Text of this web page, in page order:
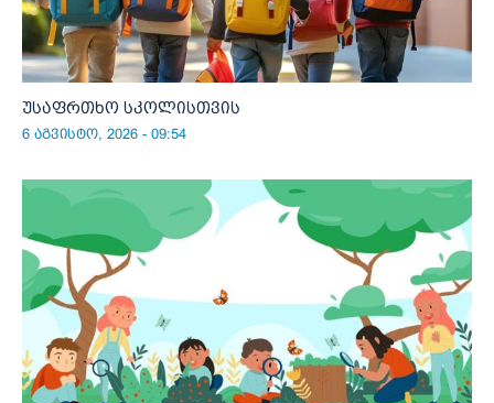
უსაფრთხო სკოლისთვის
6 აგვისტო, 2026 - 09:54